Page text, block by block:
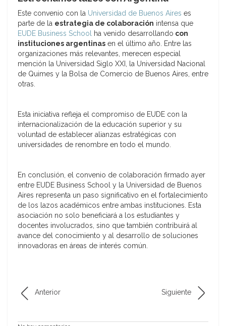
Este convenio con la Universidad de Buenos Aires es
parte de la estrategia de colaboración intensa que
EUDE Business School ha venido desarrollando con
instituciones argentinas en el último año. Entre las
organizaciones más relevantes, merecen especial
mención la Universidad Siglo XXI, la Universidad Nacional
de Quimes y la Bolsa de Comercio de Buenos Aires, entre
otras.
Esta iniciativa refleja el compromiso de EUDE con la
internacionalización de la educación superior y su
voluntad de establecer alianzas estratégicas con
universidades de renombre en todo el mundo.
En conclusión, el convenio de colaboración firmado ayer
entre EUDE Business School y la Universidad de Buenos
Aires representa un paso significativo en el fortalecimiento
de los lazos académicos entre ambas instituciones. Esta
asociación no solo beneficiará a los estudiantes y
docentes involucrados, sino que también contribuirá al
avance del conocimiento y al desarrollo de soluciones
innovadoras en áreas de interés común.
Anterior Siguiente